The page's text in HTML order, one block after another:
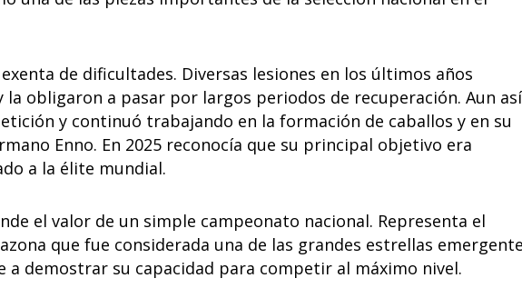
de dificultades. Diversas lesiones en los últimos años
obligaron a pasar por largos periodos de recuperación. Aun
y continuó trabajando en la formación de caballos y en su
Enno. En 2025 reconocía que su principal objetivo era
a la élite mundial.
el valor de un simple campeonato nacional. Representa el
que fue considerada una de las grandes estrellas
a demostrar su capacidad para competir al máximo nivel.